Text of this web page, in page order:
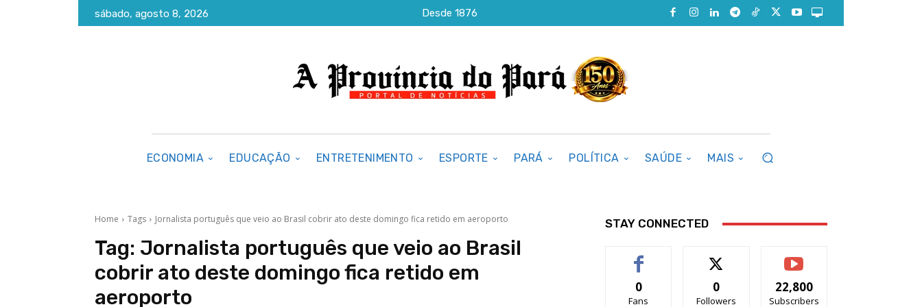
sábado, agosto 8, 2026 Desde 1876
ECONOMIA EDUCAÇÃO ENTRETENIMENTO ESPORTE PARÁ POLÍTICA SAÚDE MAIS
Home Tags Jornalista português que veio ao Brasil cobrir ato deste domingo fica retido em aeroporto
Tag: Jornalista português que veio ao Brasil
cobrir ato deste domingo fica retido em
aeroporto
STAY CONNECTED
0
Fans
0
Followers
22,800
Subscribers